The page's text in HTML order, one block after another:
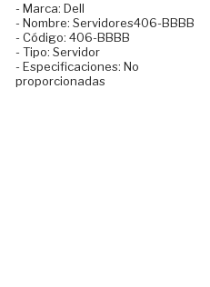
- Marca: Dell
- Nombre: Servidores406-BBBB
- Código: 406-BBBB
- Tipo: Servidor
- Especificaciones: No
proporcionadas